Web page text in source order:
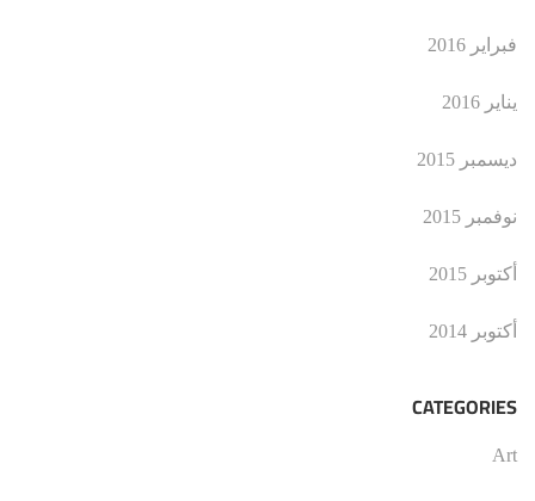
فبراير 2016
يناير 2016
ديسمبر 2015
نوفمبر 2015
أكتوبر 2015
أكتوبر 2014
CATEGORIES
Art